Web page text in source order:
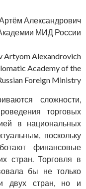
Александрович
МИД России
Artyom Alexandrovich
Academy of the
Foreign Ministry
сложности,
торговых
в национальных
поскольку
финансовые
стран. Торговля в
бы не только
двух стран, но и